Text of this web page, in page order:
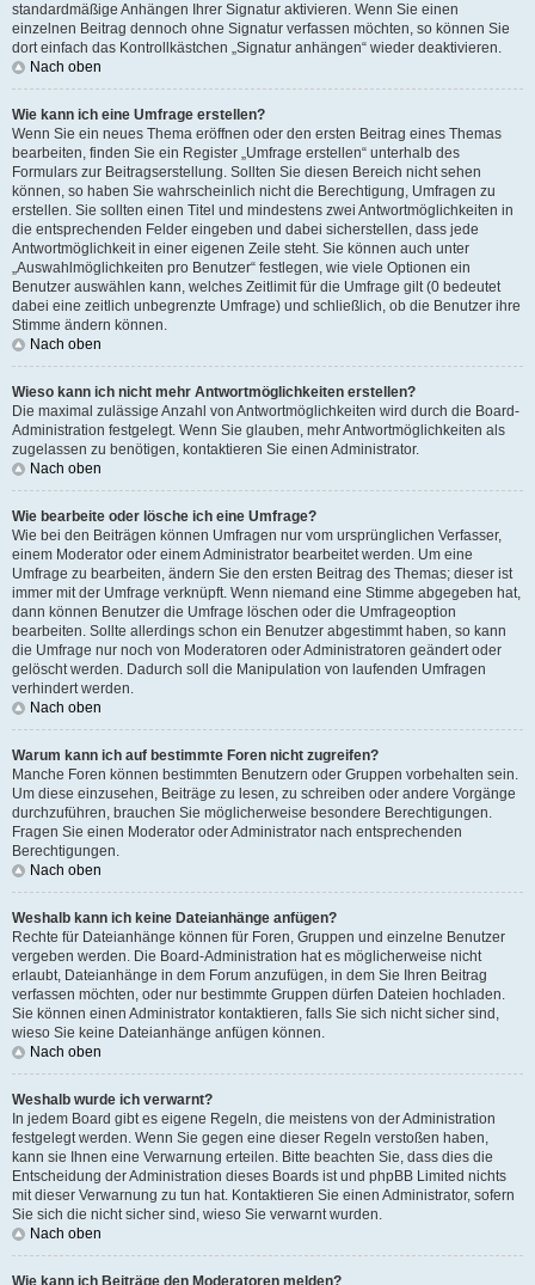
standardmäßige Anhängen Ihrer Signatur aktivieren. Wenn Sie einen
einzelnen Beitrag dennoch ohne Signatur verfassen möchten, so können Sie
dort einfach das Kontrollkästchen „Signatur anhängen“ wieder deaktivieren.
Nach oben
Wie kann ich eine Umfrage erstellen?
Wenn Sie ein neues Thema eröffnen oder den ersten Beitrag eines Themas
bearbeiten, finden Sie ein Register „Umfrage erstellen“ unterhalb des
Formulars zur Beitragserstellung. Sollten Sie diesen Bereich nicht sehen
können, so haben Sie wahrscheinlich nicht die Berechtigung, Umfragen zu
erstellen. Sie sollten einen Titel und mindestens zwei Antwortmöglichkeiten in
die entsprechenden Felder eingeben und dabei sicherstellen, dass jede
Antwortmöglichkeit in einer eigenen Zeile steht. Sie können auch unter
„Auswahlmöglichkeiten pro Benutzer“ festlegen, wie viele Optionen ein
Benutzer auswählen kann, welches Zeitlimit für die Umfrage gilt (0 bedeutet
dabei eine zeitlich unbegrenzte Umfrage) und schließlich, ob die Benutzer ihre
Stimme ändern können.
Nach oben
Wieso kann ich nicht mehr Antwortmöglichkeiten erstellen?
Die maximal zulässige Anzahl von Antwortmöglichkeiten wird durch die Board-
Administration festgelegt. Wenn Sie glauben, mehr Antwortmöglichkeiten als
zugelassen zu benötigen, kontaktieren Sie einen Administrator.
Nach oben
Wie bearbeite oder lösche ich eine Umfrage?
Wie bei den Beiträgen können Umfragen nur vom ursprünglichen Verfasser,
einem Moderator oder einem Administrator bearbeitet werden. Um eine
Umfrage zu bearbeiten, ändern Sie den ersten Beitrag des Themas; dieser ist
immer mit der Umfrage verknüpft. Wenn niemand eine Stimme abgegeben hat,
dann können Benutzer die Umfrage löschen oder die Umfrageoption
bearbeiten. Sollte allerdings schon ein Benutzer abgestimmt haben, so kann
die Umfrage nur noch von Moderatoren oder Administratoren geändert oder
gelöscht werden. Dadurch soll die Manipulation von laufenden Umfragen
verhindert werden.
Nach oben
Warum kann ich auf bestimmte Foren nicht zugreifen?
Manche Foren können bestimmten Benutzern oder Gruppen vorbehalten sein.
Um diese einzusehen, Beiträge zu lesen, zu schreiben oder andere Vorgänge
durchzuführen, brauchen Sie möglicherweise besondere Berechtigungen.
Fragen Sie einen Moderator oder Administrator nach entsprechenden
Berechtigungen.
Nach oben
Weshalb kann ich keine Dateianhänge anfügen?
Rechte für Dateianhänge können für Foren, Gruppen und einzelne Benutzer
vergeben werden. Die Board-Administration hat es möglicherweise nicht
erlaubt, Dateianhänge in dem Forum anzufügen, in dem Sie Ihren Beitrag
verfassen möchten, oder nur bestimmte Gruppen dürfen Dateien hochladen.
Sie können einen Administrator kontaktieren, falls Sie sich nicht sicher sind,
wieso Sie keine Dateianhänge anfügen können.
Nach oben
Weshalb wurde ich verwarnt?
In jedem Board gibt es eigene Regeln, die meistens von der Administration
festgelegt werden. Wenn Sie gegen eine dieser Regeln verstoßen haben,
kann sie Ihnen eine Verwarnung erteilen. Bitte beachten Sie, dass dies die
Entscheidung der Administration dieses Boards ist und phpBB Limited nichts
mit dieser Verwarnung zu tun hat. Kontaktieren Sie einen Administrator, sofern
Sie sich die nicht sicher sind, wieso Sie verwarnt wurden.
Nach oben
Wie kann ich Beiträge den Moderatoren melden?